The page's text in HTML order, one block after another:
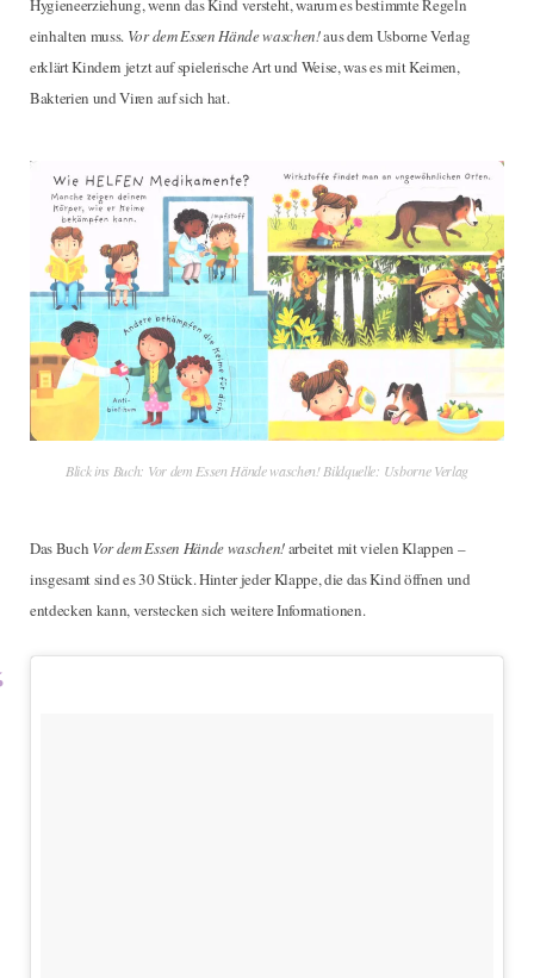
einhalten muss. Vor dem Essen Hände waschen!aus dem Usborne Verlag
erklärt Kindern jetzt auf spielerische Art und Weise, was es mit Keimen,
Bakterien und Viren auf sich hat.
Blick ins Buch: Vor dem Essen Hände waschen! Bildquelle: Usborne Verlag
Das Buch Vor dem Essen Hände waschen!arbeitet mit vielen Klappen –
insgesamt sind es 30 Stück. Hinter jeder Klappe, die das Kind öffnen und
entdecken kann, verstecken sich weitere Informationen.